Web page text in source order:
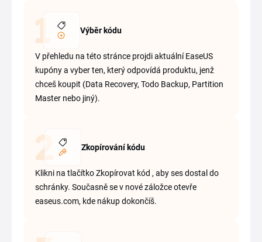
Výběr kódu
V přehledu na této stránce projdi aktuální EaseUS
kupóny a vyber ten, který odpovídá produktu, jenž
chceš koupit (Data Recovery, Todo Backup, Partition
Master nebo jiný).
Zkopírování kódu
Klikni na tlačítko Zkopírovat kód , aby ses dostal do
schránky. Současně se v nové záložce otevře
easeus.com, kde nákup dokončíš.